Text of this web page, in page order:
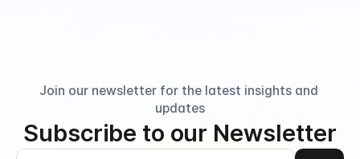
Join our newsletter for the latest insights and
updates
Subscribe to our Newsletter